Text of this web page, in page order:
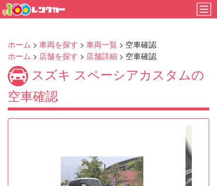
ホーム > 車両を探す > 車両一覧 > 空車確認
ホーム > 店舗を探す > 店舗詳細 > 空車確認
スズキ スペーシアカスタムの
空車確認